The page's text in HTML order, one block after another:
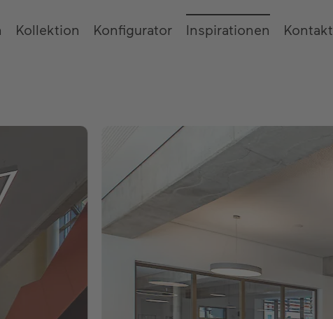
Kollektion Konfigurator Inspirationen Kontakt